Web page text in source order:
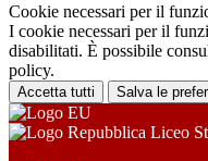
Cookie necessari per il
I cookie necessari per il
disabilitati. È possibile
policy.
Accetta tutti Salva le
Liceo